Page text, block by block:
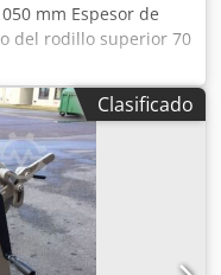
mm Espesor de
del rodillo superior 70
total necesaria 1,1
Dimensiones aprox.
Ab Rjf Equipamiento:
con
abatible -
Equipamiento
trasero - Indicador
endurecidos por
Clasificado